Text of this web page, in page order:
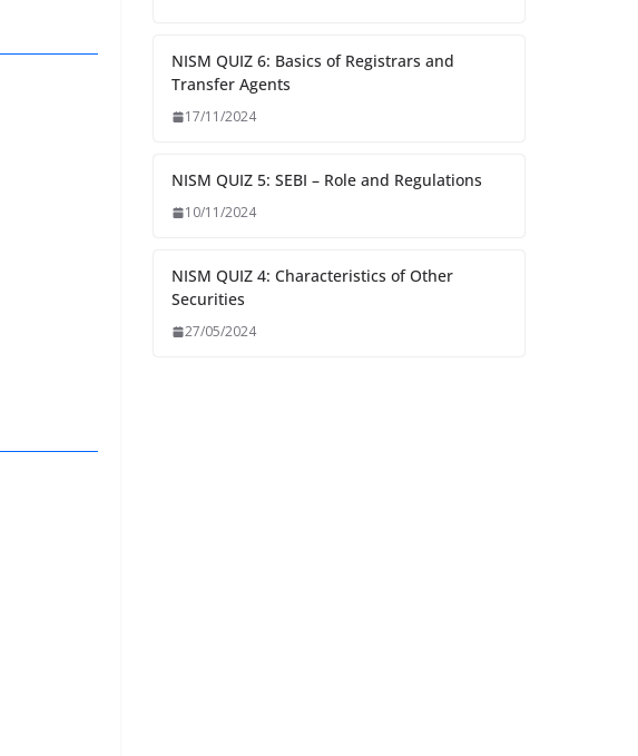
NISM QUIZ 6: Basics of Registrars and
Transfer Agents
17/11/2024
NISM QUIZ 5: SEBI – Role and Regulations
10/11/2024
NISM QUIZ 4: Characteristics of Other
Securities
27/05/2024